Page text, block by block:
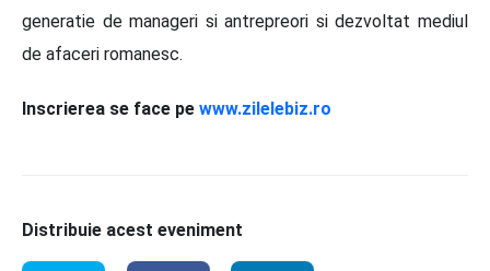
generatie de manageri si antrepreori si dezvoltat mediul
de afaceri romanesc.
Inscrierea se face pe www.zilelebiz.ro
Distribuie acest eveniment